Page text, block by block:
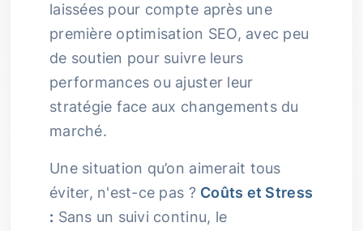
laissées pour compte après une
première optimisation SEO, avec peu
de soutien pour suivre leurs
performances ou ajuster leur
stratégie face aux changements du
marché.
Une situation qu’on aimerait tous
éviter, n'est-ce pas ? Coûts et Stress
: Sans un suivi continu, le